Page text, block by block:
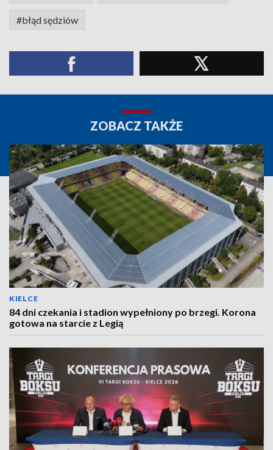
#błąd sędziów
ZOBACZ TAKŻE
KIELCE
84 dni czekania i stadion wypełniony po brzegi. Korona
gotowa na starcie z Legią